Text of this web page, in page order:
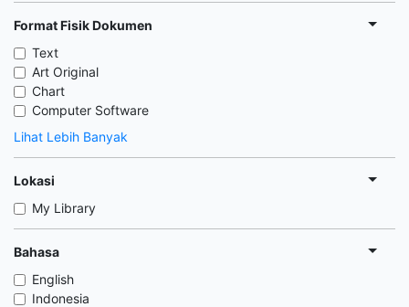
Format Fisik Dokumen
Text
Art Original
Chart
Computer Software
Lihat Lebih Banyak
Lokasi
My Library
Bahasa
English
Indonesia